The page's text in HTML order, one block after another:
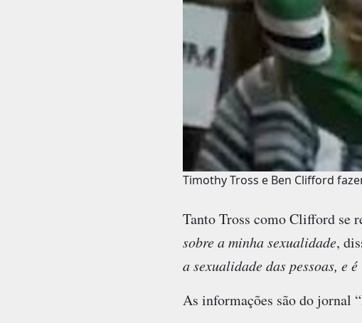
Timothy Tross e Ben Clifford
Tanto Tross como Clifford se
sobre a minha sexualidade,
a sexualidade das pessoas, e
As informações são do jornal